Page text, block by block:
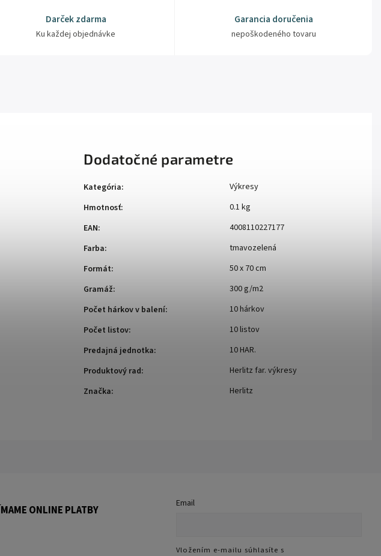
Darček zdarma
Ku každej objednávke
Garancia doručenia
nepoškodeného tovaru
Dodatočné parametre
Kategória:
Výkresy
Hmotnosť:
0.1 kg
EAN:
4008110227177
Farba:
tmavozelená
Formát:
50 x 70 cm
Gramáž:
300 g/m2
Počet hárkov v balení:
10 hárkov
Počet listov:
10 listov
Predajná jednotka:
10 HAR.
Produktový rad:
Herlitz far. výkresy
Značka: Herlitz
ONLINE PLATBY
Email
Vložením e-mailu súhlasíte s